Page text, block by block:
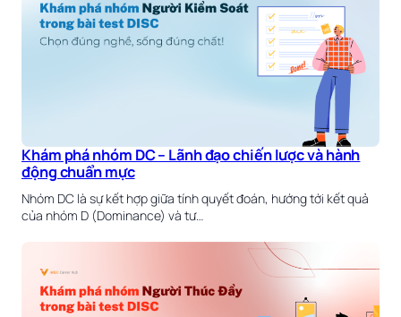
Khám phá nhóm DC – Lãnh đạo chiến lược và hành
động chuẩn mực
Nhóm DC là sự kết hợp giữa tính quyết đoán, hướng tới kết quả
của nhóm D (Dominance) và tư…